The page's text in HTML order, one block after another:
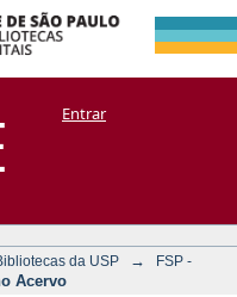
CoriscoEntrar
da USP →
FSP -
Acervo